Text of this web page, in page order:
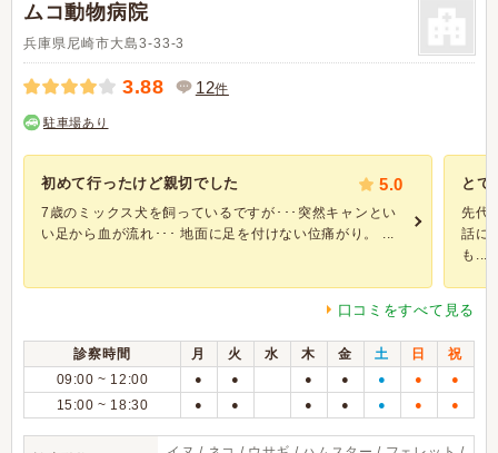
ムコ動物病院
兵庫県尼崎市大島3-33-3
3.88 12件
駐車場あり
初めて行ったけど親切でした 5.0
7歳のミックス犬を飼っているですが･･･突然キャンとい
い足から血が流れ･･･ 地面に足を付けない位痛がり。 ...
とて
先代
話に
も...
口コミをすべて見る
診察時間 月 火 水 木 金 土 日
祝
09:00 ~ 12:00
● ● ● ● ● ● ●
15:00 ~ 18:30 ● ● ● ● ● ● ●